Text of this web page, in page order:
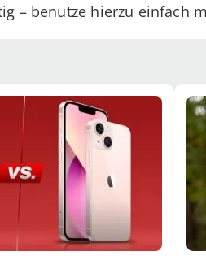
– benutze hierzu einfach